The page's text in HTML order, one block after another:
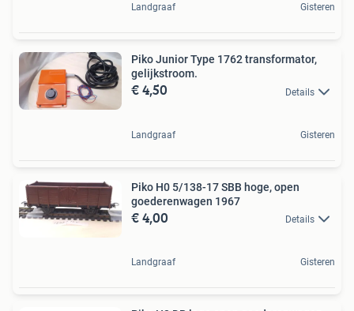
Landgraaf Gisteren
Piko Junior Type 1762 transformator,
gelijkstroom.
€ 4,50 Details
Landgraaf Gisteren
Piko H0 5/138-17 SBB hoge, open
goederenwagen 1967
€ 4,00 Details
Landgraaf Gisteren